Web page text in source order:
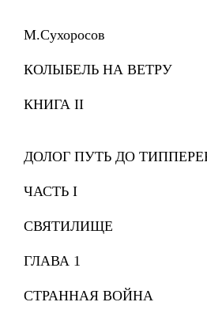
М.Сухоросов
КОЛЫБЕЛЬ НА ВЕТРУ
КНИГА II
ДОЛОГ ПУТЬ ДО
ЧАСТЬ I
СВЯТИЛИЩЕ
ГЛАВА 1
СТРАННАЯ ВОЙНА